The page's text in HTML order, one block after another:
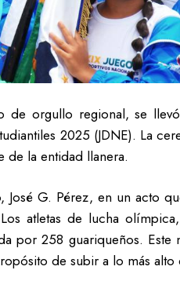
de orgullo regional, se
2025 (JDNE). La
de la entidad llanera.
G. Pérez, en un acto
atletas de lucha
por 258 guariqueños.
de subir a lo más